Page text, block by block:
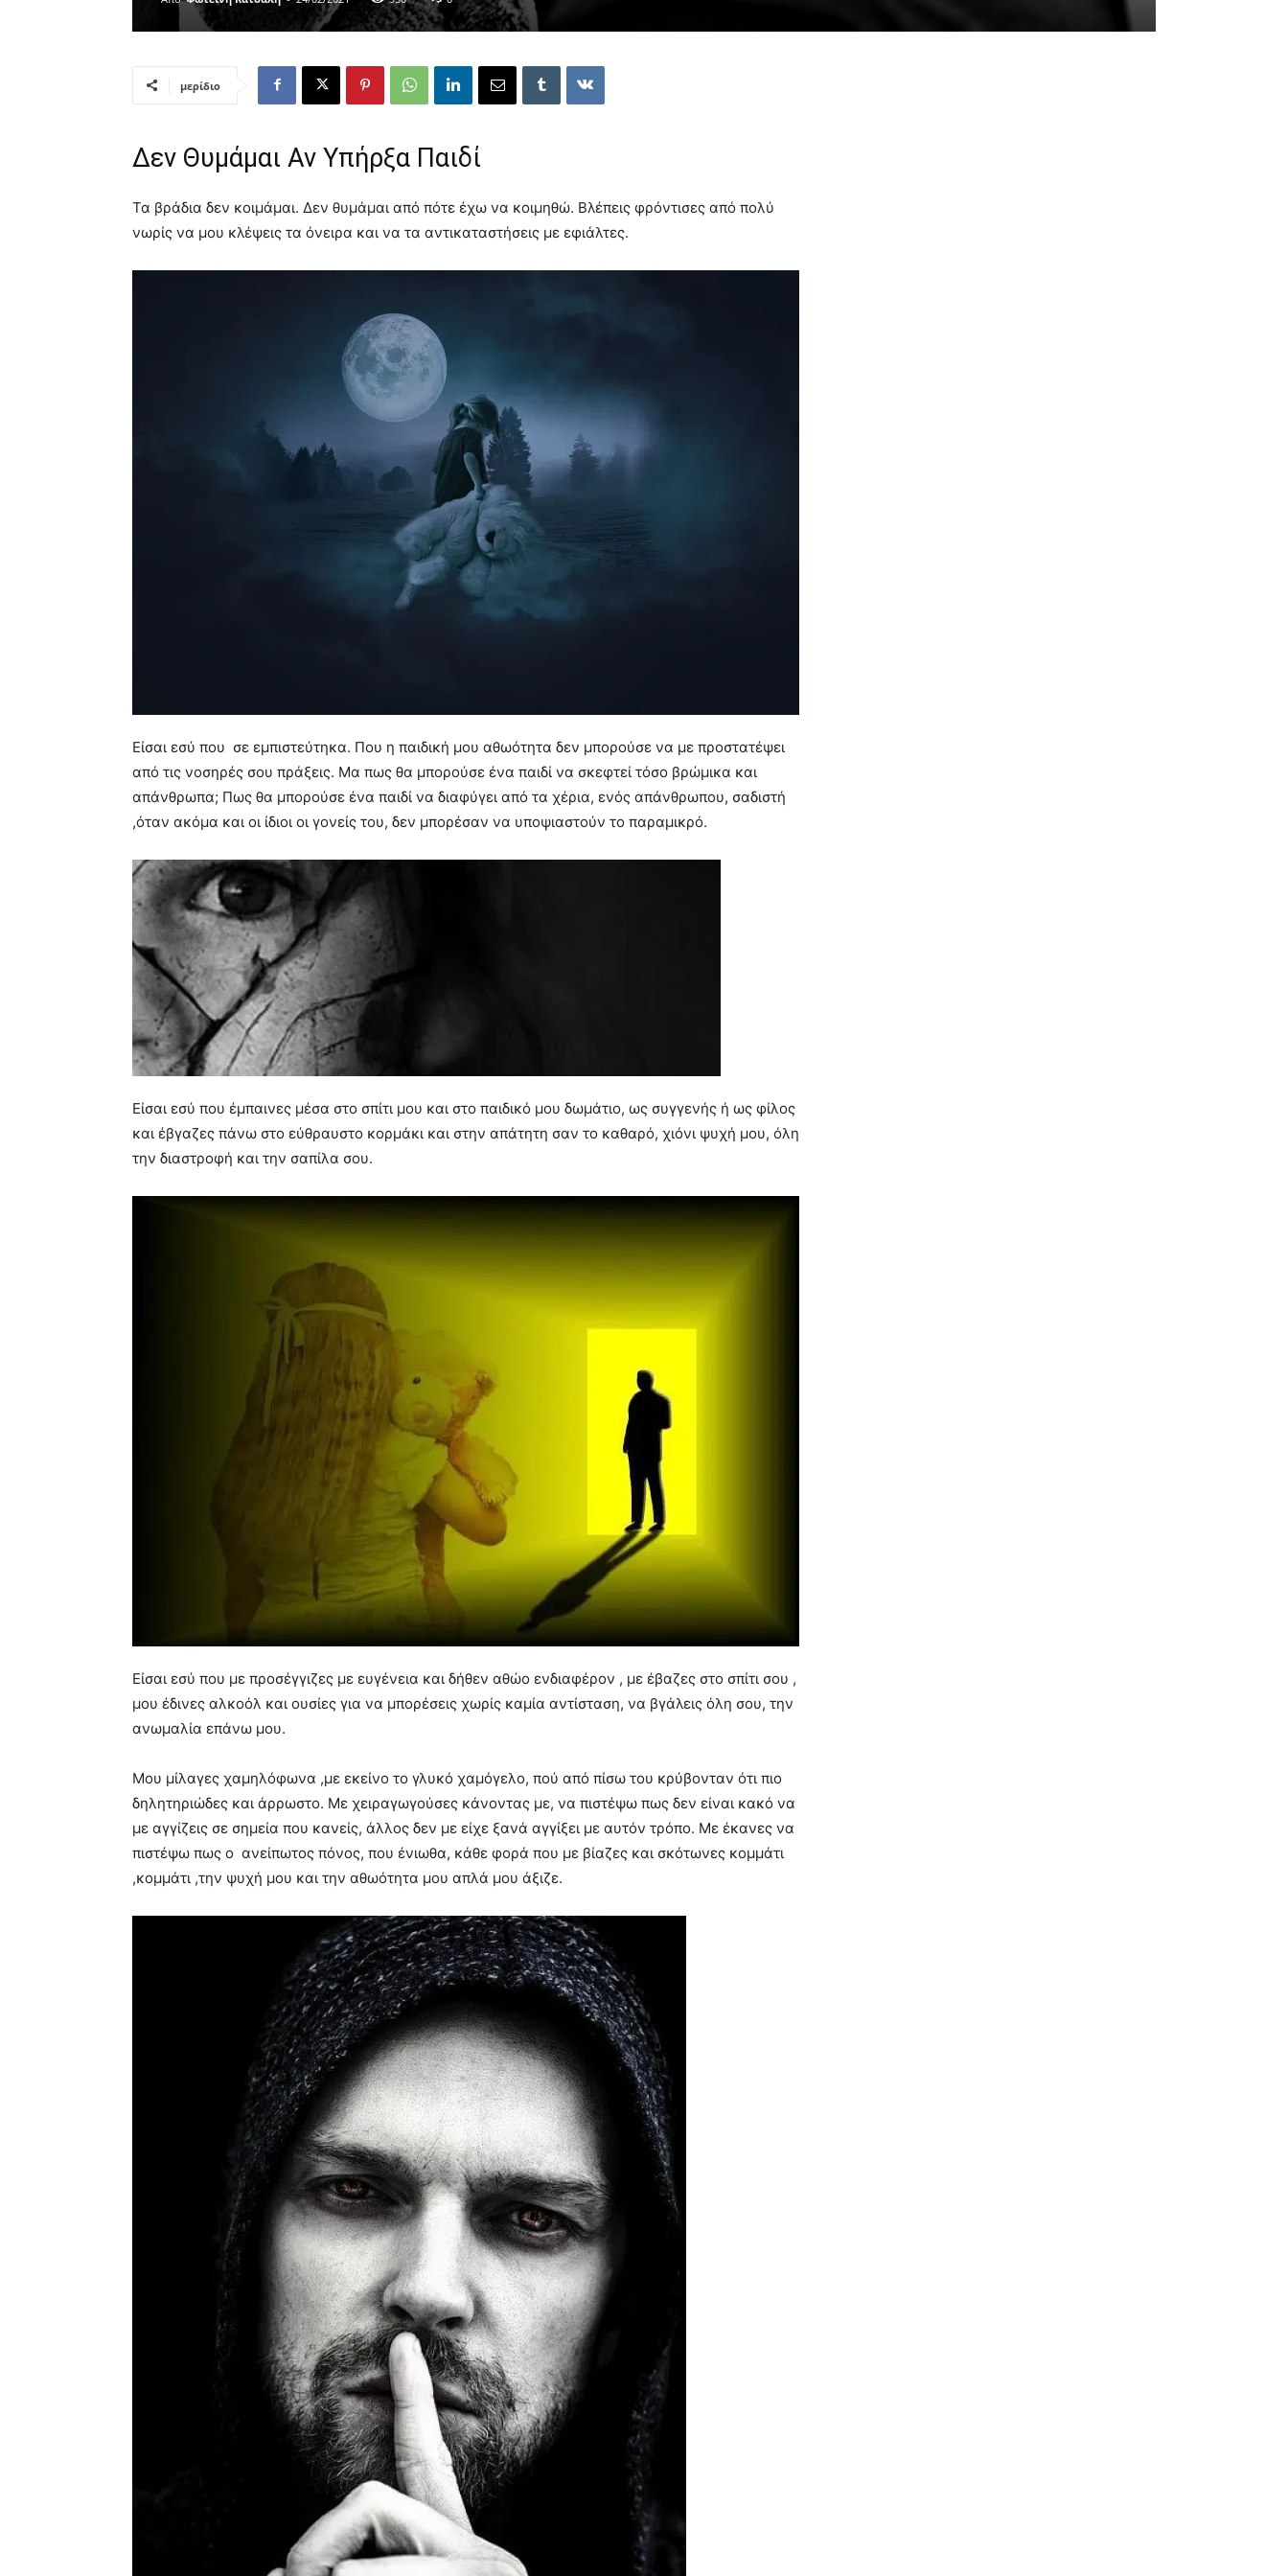
μερίδιο
Δεν Θυμάμαι Αν Υπήρξα Παιδί
Τα βράδια δεν κοιμάμαι. Δεν θυμάμαι από πότε έχω να κοιμηθώ. Βλέπεις φρόντισες από πολύ
νωρίς να μου κλέψεις τα όνειρα και να τα αντικαταστήσεις με εφιάλτες.
Είσαι εσύ που σε εμπιστεύτηκα. Που η παιδική μου αθωότητα δεν μπορούσε να με προστατέψει
από τις νοσηρές σου πράξεις. Μα πως θα μπορούσε ένα παιδί να σκεφτεί τόσο βρώμικα και
απάνθρωπα; Πως θα μπορούσε ένα παιδί να διαφύγει από τα χέρια, ενός απάνθρωπου, σαδιστή
,όταν ακόμα και οι ίδιοι οι γονείς του, δεν μπορέσαν να υποψιαστούν το παραμικρό.
Είσαι εσύ που έμπαινες μέσα στο σπίτι μου και στο παιδικό μου δωμάτιο, ως συγγενής ή ως φίλος
και έβγαζες πάνω στο εύθραυστο κορμάκι και στην απάτητη σαν το καθαρό, χιόνι ψυχή μου, όλη
την διαστροφή και την σαπίλα σου.
Είσαι εσύ που με προσέγγιζες με ευγένεια και δήθεν αθώο ενδιαφέρον , με έβαζες στο σπίτι σου ,
μου έδινες αλκοόλ και ουσίες για να μπορέσεις χωρίς καμία αντίσταση, να βγάλεις όλη σου, την
ανωμαλία επάνω μου.
Μου μίλαγες χαμηλόφωνα ,με εκείνο το γλυκό χαμόγελο, πού από πίσω του κρύβονταν ότι πιο
δηλητηριώδες και άρρωστο. Με χειραγωγούσες κάνοντας με, να πιστέψω πως δεν είναι κακό να
με αγγίζεις σε σημεία που κανείς, άλλος δεν με είχε ξανά αγγίξει με αυτόν τρόπο. Με έκανες να
πιστέψω πως ο ανείπωτος πόνος, που ένιωθα, κάθε φορά που με βίαζες και σκότωνες κομμάτι
,κομμάτι ,την ψυχή μου και την αθωότητα μου απλά μου άξιζε.